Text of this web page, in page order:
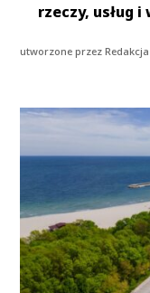
rzeczy, usług
utworzone przezRedakcja